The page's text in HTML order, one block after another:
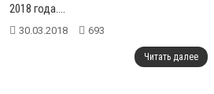
2018 года....
30.03.2018 693
Читать далее